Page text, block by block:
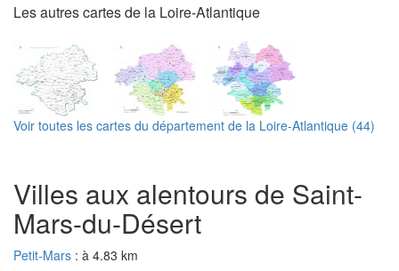
Les autres cartes de la Loire-Atlantique
Voir toutes les cartes du département de la Loire-Atlantique (44)
Villes aux alentours de Saint-
Mars-du-Désert
Petit-Mars : à 4.83 km